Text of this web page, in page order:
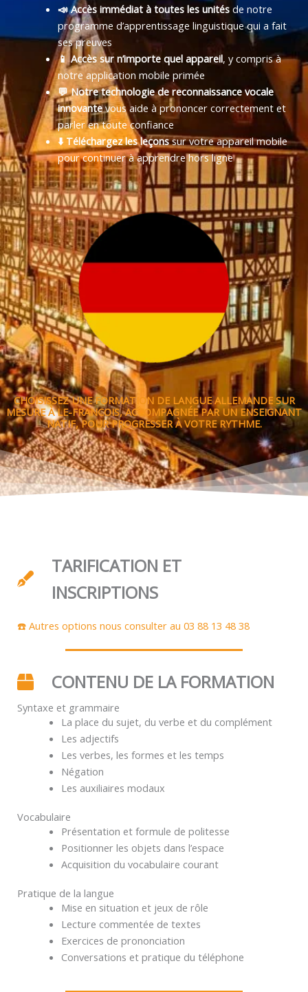
📣 Accès immédiat à toutes les unitésde notre
programme d’apprentissage linguistique qui a fait
ses preuves
📱 Accès sur n’importe quel appareil, y compris à
notre application mobile primée
💬 Notre technologie de reconnaissance vocale
innovantevous aide à prononcer correctement et
parler en toute confiance
⬇️ Téléchargez les leçonssur votre appareil mobile
pour continuer à apprendre hors ligne
CHOISISSEZ UNE FORMATION DE LANGUE ALLEMANDE SUR
MESURE À LE-FRANCOIS, ACCOMPAGNÉE PAR UN ENSEIGNANT
NATIF, POUR PROGRESSER À VOTRE RYTHME.
TARIFICATION ET
INSCRIPTIONS
☎️ Autres options nous consulter au 03 88 13 48 38
CONTENU DE LA FORMATION
Syntaxe et grammaire
La place du sujet, du verbe et du complément
Les adjectifs
Les verbes, les formes et les temps
Négation
Les auxiliaires modaux
Vocabulaire
Présentation et formule de politesse
Positionner les objets dans l’espace
Acquisition du vocabulaire courant
Pratique de la langue
Mise en situation et jeux de rôle
Lecture commentée de textes
Exercices de prononciation
Conversations et pratique du téléphone